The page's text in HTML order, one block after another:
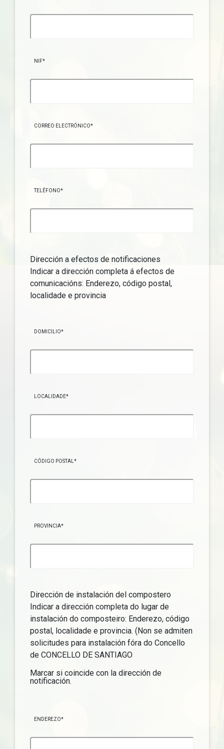
NIF*
CORREO ELECTRÓNICO*
TELÉFONO*
Dirección a efectos de notificaciones
Indicar a dirección completa á efectos de
comunicacións: Enderezo, código postal,
localidade e provincia
DOMICILIO*
LOCALIDADE*
CÓDIGO POSTAL*
PROVINCIA*
Dirección de instalación del compostero
Indicar a dirección completa do lugar de
instalación do composteiro: Enderezo, código
postal, localidade e provincia. (Non se admiten
solicitudes para instalación fóra do Concello
de CONCELLO DE SANTIAGO
Marcar si coincide con la dirección de
notificación.
ENDEREZO*